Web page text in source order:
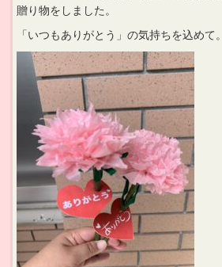
贈り物をしました。
「いつもありがとう」の気持ちを込めて。